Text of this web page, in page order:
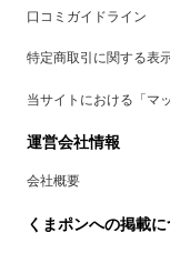
口コミガイドライン
特定商取引に関する表
当サイトにおける「マ
運営会社情報
会社概要
くまポンへの掲載